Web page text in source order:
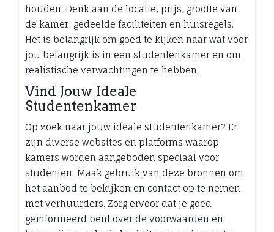
houden. Denk aan de locatie, prijs, grootte van
de kamer, gedeelde faciliteiten en huisregels.
Het is belangrijk om goed te kijken naar wat voor
jou belangrijk is in een studentenkamer en om
realistische verwachtingen te hebben.
Vind Jouw Ideale
Studentenkamer
Op zoek naar jouw ideale studentenkamer? Er
zijn diverse websites en platforms waarop
kamers worden aangeboden speciaal voor
studenten. Maak gebruik van deze bronnen om
het aanbod te bekijken en contact op te nemen
met verhuurders. Zorg ervoor dat je goed
geïnformeerd bent over de voorwaarden en